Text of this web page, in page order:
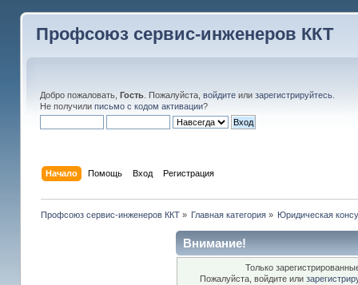
Профсоюз сервис-инженеров ККТ
Добро пожаловать, Гость. Пожалуйста, войдитеили зарегистрируйтесь.
Не получили письмо с кодом активации?
Начало Помощь Вход Регистрация
Профсоюз сервис-инженеров ККТ» Главная категория » Юридическая
Внимание!
Только
Пожалуйста, войдите или